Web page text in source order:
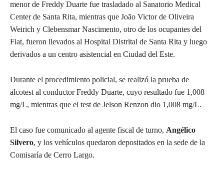
menor de Freddy Duarte fue trasladado al Sanatorio Medical
Center de Santa Rita, mientras que João Victor de Oliveira
Weirich y Clebensmar Nascimento, otro de los ocupantes del
Fiat, fueron llevados al Hospital Distrital de Santa Rita y luego
derivados a un centro asistencial en Ciudad del Este.
Durante el procedimiento policial, se realizó la prueba de
alcotest al conductor Freddy Duarte, cuyo resultado fue 1,008
mg/L, mientras que el test de Jelson Renzon dio 1,008 mg/L.
El caso fue comunicado al agente fiscal de turno, Angélico
Silvero, y los vehículos quedaron depositados en la sede de la
Comisaría de Cerro Largo.